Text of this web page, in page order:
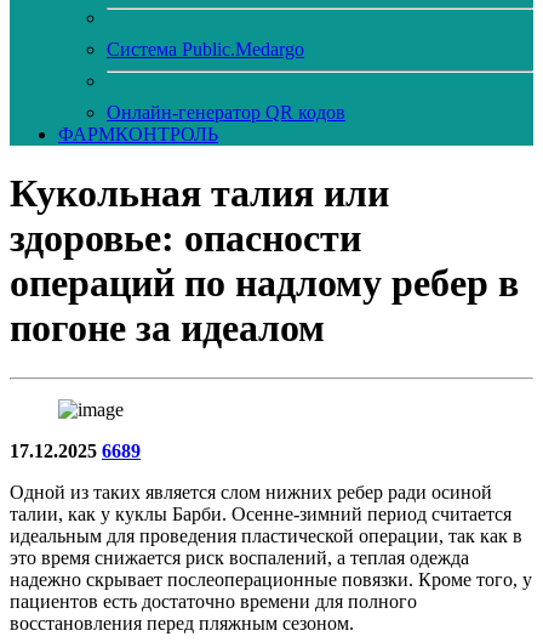
Система Public.Medargo
Онлайн-генератор QR кодов
ФАРМКОНТРОЛЬ
Кукольная талия или
здоровье: опасности
операций по надлому ребер в
погоне за идеалом
17.12.2025 6689
Одной из таких является слом нижних ребер ради осиной
талии, как у куклы Барби. Осенне-зимний период считается
идеальным для проведения пластической операции, так как в
это время снижается риск воспалений, а теплая одежда
надежно скрывает послеоперационные повязки. Кроме того, у
пациентов есть достаточно времени для полного
восстановления перед пляжным сезоном.